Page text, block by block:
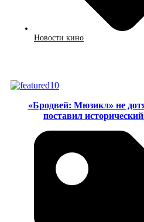
Новости кино
«Бродвей: Мюзикл» не
поставил